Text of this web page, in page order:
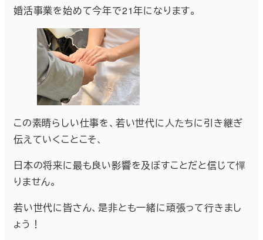
婚活事業を始めて今年で21年になります。
この素晴らしい仕事を、若い世代に人たちに引き継ぎ
伝えていくことこそ、
日本の将来に最も良い影響を及ぼすことだと信じて憚
りません。
若い世代に皆さん、是非とも一緒に頑張って行きまし
ょう！